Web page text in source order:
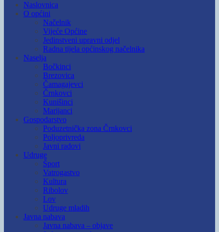
Naslovnica
O općini
Načelnik
Vijeće Općine
Jedinstveni upravni odjel
Radna tijela općinskog načelnika
Naselja
Bočkinci
Brezovica
Čamagajevci
Črnkovci
Kunišinci
Marijanci
Gospodarstvo
Poduzetnička zona Črnkovci
Poljoprivreda
Javni radovi
Udruge
Šport
Vatrogastvo
Kultura
Ribolov
Lov
Udruge mladih
Javna nabava
Javna nabava – objave